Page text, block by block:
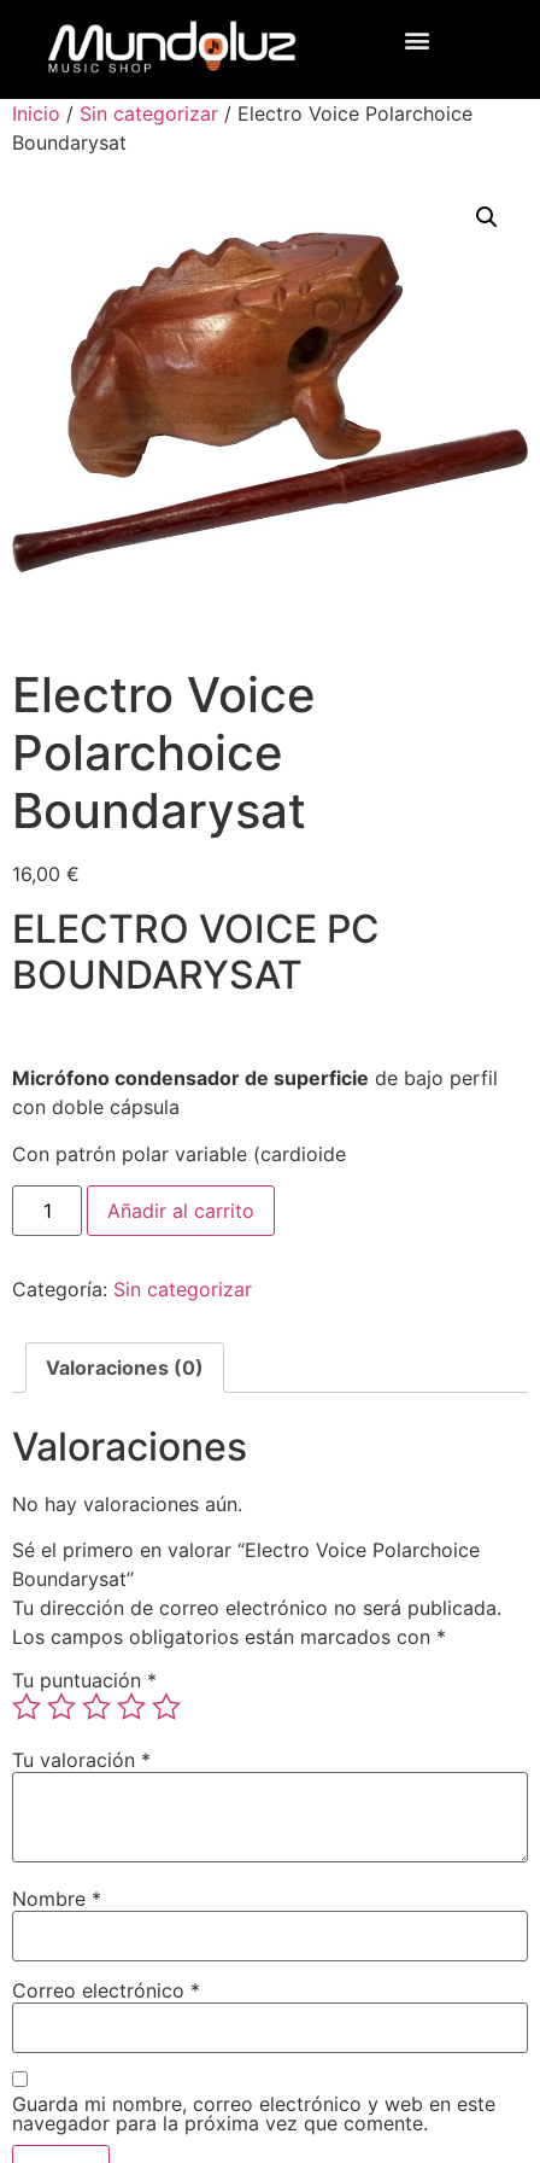
Inicio / Sin categorizar / Electro Voice Polarchoice
Boundarysat
Electro Voice
Polarchoice
Boundarysat
16,00 €
ELECTRO VOICE PC
BOUNDARYSAT
Micrófono condensador de superficie de bajo perfil
con doble cápsula
Con patrón polar variable (cardioide
Añadir al carrito
Categoría: Sin categorizar
Valoraciones (0)
Valoraciones
No hay valoraciones aún.
Sé el primero en valorar “Electro Voice Polarchoice
Boundarysat”
Tu dirección de correo electrónico no será publicada.
Los campos obligatorios están marcados con *
Tu puntuación *
Tu valoración *
Nombre *
Correo electrónico *
Guarda mi nombre, correo electrónico y web en este
navegador para la próxima vez que comente.